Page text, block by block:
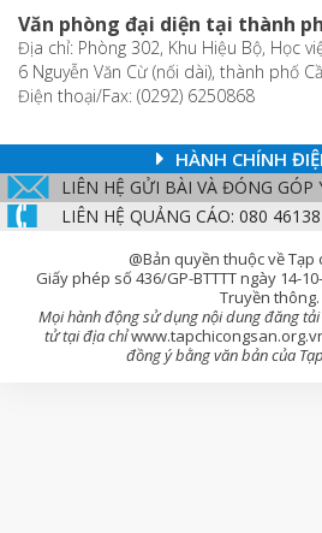
Văn phòng đại diện tại thành
Địa chỉ: Phòng 302, Khu Hiệu Bộ, Học
6 Nguyễn Văn Cừ (nối dài), thành phố
Điện thoại/Fax: (0292) 6250868
HÀNH CHÍNH
LIÊN HỆ GỬI BÀI VÀ ĐÓNG GÓP
LIÊN HỆ QUẢNG CÁO: 080 46138
@Bản quyền thuộc về Tạp
Giấy phép số 436/GP-BTTTT ngày 14-
Truyền thông.
Mọi hành động sử dụng nội dung đăng
tử tại địa chỉ
đồng ý bằng văn bản của